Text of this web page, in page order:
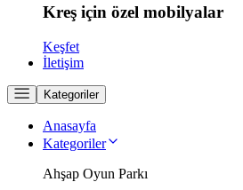
Kreş için özel mobilyalar
Keşfet
İletişim
Kategoriler
Anasayfa
Kategoriler
Ahşap Oyun Parkı